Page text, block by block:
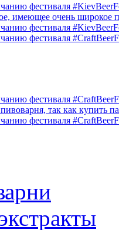
фестиваля
имеющее очень широкое
фестиваля
фестиваля
фестиваля
так как купить
фестиваля